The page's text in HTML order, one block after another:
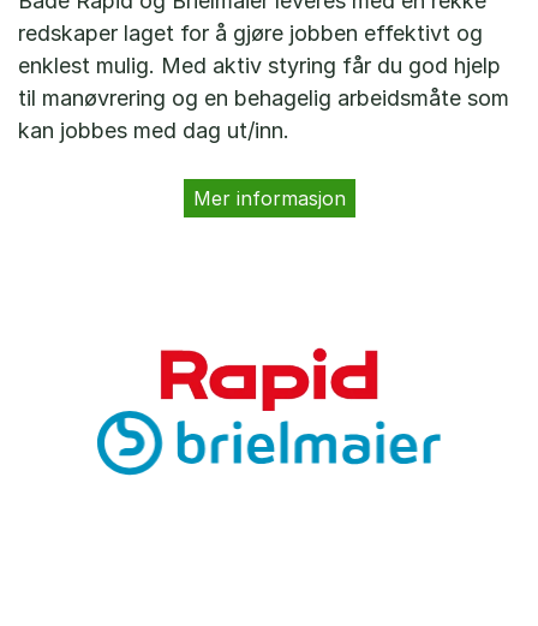
redskaper laget for å gjøre jobben effektivt og
enklest mulig. Med aktiv styring får du god hjelp
til manøvrering og en behagelig arbeidsmåte som
kan jobbes med dag ut/inn.
Mer informasjon